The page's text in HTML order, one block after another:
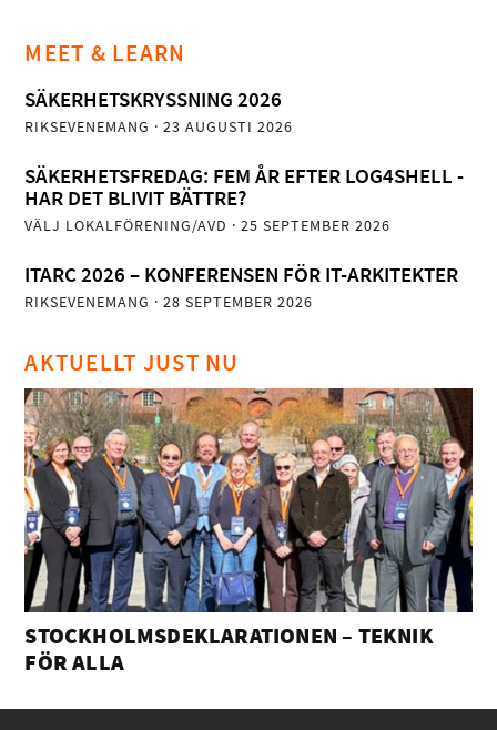
MEET & LEARN
SÄKERHETSKRYSSNING 2026
RIKSEVENEMANG · 23 AUGUSTI 2026
SÄKERHETSFREDAG: FEM ÅR EFTER LOG4SHELL -
HAR DET BLIVIT BÄTTRE?
VÄLJ LOKALFÖRENING/AVD · 25 SEPTEMBER 2026
ITARC 2026 – KONFERENSEN FÖR IT-ARKITEKTER
RIKSEVENEMANG · 28 SEPTEMBER 2026
AKTUELLT JUST NU
STOCKHOLMSDEKLARATIONEN – TEKNIK
FÖR ALLA